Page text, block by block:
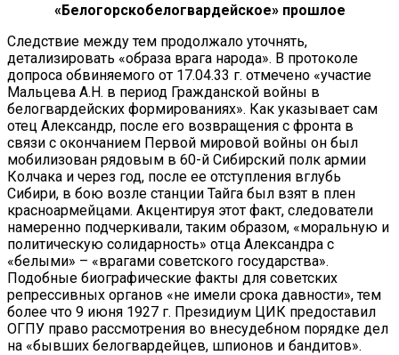
«Белогорскобелогвардейское» прошлое
Следствие между тем продолжало уточнять,
детализировать «образа врага народа». В протоколе
допроса обвиняемого от 17.04.33 г. отмечено «участие
Мальцева А.Н. в период Гражданской войны в
белогвардейских формированиях». Как указывает сам
отец Александр, после его возвращения с фронта в
связи с окончанием Первой мировой войны он был
мобилизован рядовым в 60-й Сибирский полк армии
Колчака и через год, после ее отступления вглубь
Сибири, в бою возле станции Тайга был взят в плен
красноармейцами. Акцентируя этот факт, следователи
намеренно подчеркивали, таким образом, «моральную и
политическую солидарность» отца Александра с
«белыми» – «врагами советского государства».
Подобные биографические факты для советских
репрессивных органов «не имели срока давности», тем
более что 9 июня 1927 г. Президиум ЦИК предоставил
ОГПУ право рассмотрения во внесудебном порядке дел
на «бывших белогвардейцев, шпионов и бандитов».